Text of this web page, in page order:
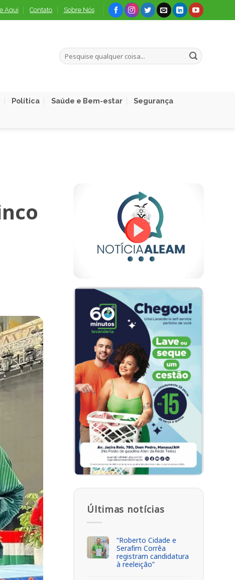
Aqui Contato Sobre Nós
Política Saúde e Bem-estar Segurança
Últimas notícias
“Roberto Cidade e
Serafim Corrêa
registram candidatura
à reeleição”